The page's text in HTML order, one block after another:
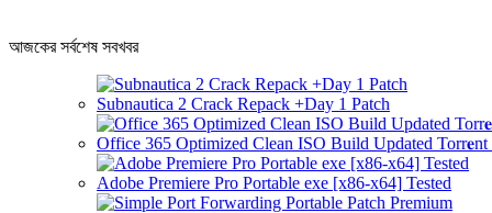
আজকের সর্বশেষ সবখবর
Subnautica 2 Crack Repack +Day 1 Patch
Office 365 Optimized Clean ISO Build Updated
Adobe Premiere Pro Portable exe [x86-x64] Tested